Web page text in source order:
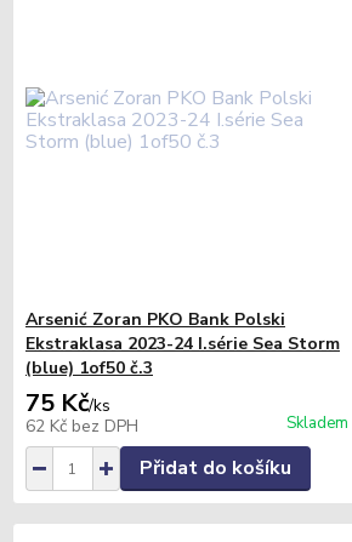
Arsenić Zoran PKO Bank Polski
Ekstraklasa 2023-24 I.série Sea Storm
(blue) 1of50 č.3
75 Kč/ks
62 Kč bez DPH Skladem
Přidat do košíku